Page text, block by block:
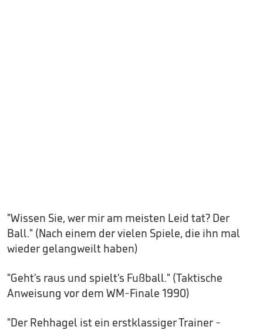
"Wissen Sie, wer mir am meisten Leid tat? Der
Ball." (Nach einem der vielen Spiele, die ihn mal
wieder gelangweilt haben)
"Geht's raus und spielt's Fußball." (Taktische
Anweisung vor dem WM-Finale 1990)
"Der Rehhagel ist ein erstklassiger Trainer -